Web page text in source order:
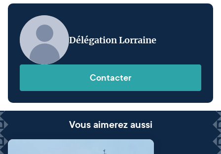
Délégation Lorraine
Contacter
Vous aimerez aussi